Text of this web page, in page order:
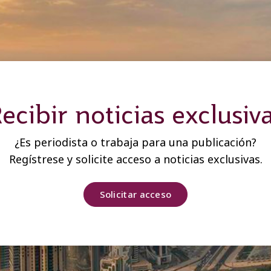
noticias
¿Es periodista o trabaja para una publicación?
Regístrese y solicite acceso a noticias exclusivas.
Solicitar acceso